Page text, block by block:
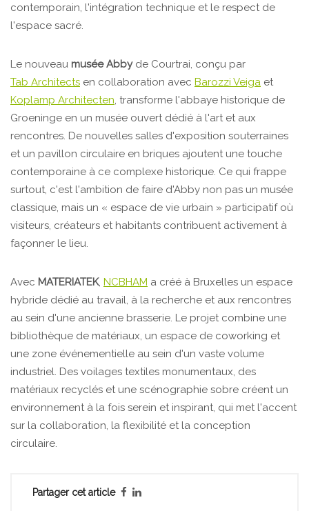
contemporain, l'intégration technique et le respect de
l'espace sacré.
Le nouveau musée Abbyde Courtrai, conçu par
Tab Architects en collaboration avec Barozzi Veiga et
Koplamp Architecten , transforme l'abbaye historique de
Groeninge en un musée ouvert dédié à l'art et aux
rencontres. De nouvelles salles d'exposition souterraines
et un pavillon circulaire en briques ajoutent une touche
contemporaine à ce complexe historique. Ce qui frappe
surtout, c'est l'ambition de faire d'Abby non pas un musée
classique, mais un « espace de vie urbain » participatif où
visiteurs, créateurs et habitants contribuent activement à
façonner le lieu.
Avec MATERIATEK, NCBHAM a créé à Bruxelles un espace
hybride dédié au travail, à la recherche et aux rencontres
au sein d'une ancienne brasserie. Le projet combine une
bibliothèque de matériaux, un espace de coworking et
une zone événementielle au sein d'un vaste volume
industriel. Des voilages textiles monumentaux, des
matériaux recyclés et une scénographie sobre créent un
environnement à la fois serein et inspirant, qui met l'accent
sur la collaboration, la flexibilité et la conception
circulaire.
Partager cet article